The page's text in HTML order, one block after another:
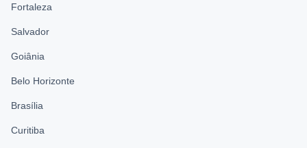
Fortaleza
Salvador
Goiânia
Belo Horizonte
Brasília
Curitiba